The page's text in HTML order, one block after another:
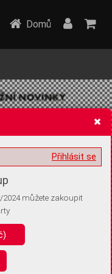
informací
ukládat žádné informace
o souhlas s
Domů
Přihlásit se
2024 můžete zakoupit